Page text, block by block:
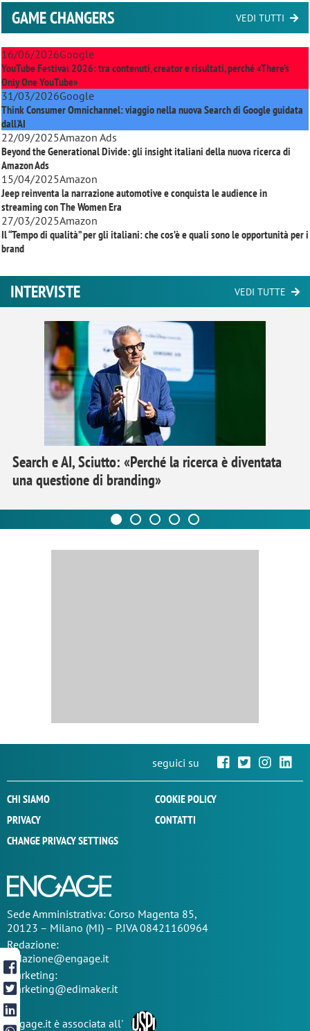
GAME CHANGERS VEDI TUTTI
16/06/2026Google
YouTube Festival 2026: tra contenuti, creator e risultati, perché «There’s
Only One YouTube»
31/03/2026Google
Think Consumer Omnichannel: viaggio nella nuova Search di Google guidata
dall'AI
22/09/2025Amazon Ads
Beyond the Generational Divide: gli insight italiani della nuova ricerca di
Amazon Ads
15/04/2025Amazon
Jeep reinventa la narrazione automotive e conquista le audience in
streaming conThe Women Era
27/03/2025Amazon
Il “Tempo di qualità” per gli italiani: che cos’è e quali sono le opportunità per i
brand
INTERVISTE VEDI TUTTE
Search e AI, Sciutto: «Perché la ricerca è diventata
una questione di branding»
seguici su
CHI SIAMO
COOKIE POLICY
PRIVACY
CONTATTI
CHANGE PRIVACY SETTINGS
SedeAmministrativa: Corso Magenta 85,
20123 – Milano (MI) – P.IVA 08421160964
Redazione:
redazione@engage.it
Marketing:
marketing@edimaker.it
Engage.it è associata all'